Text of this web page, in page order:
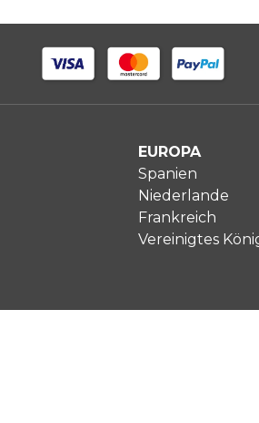
EUROPA
Spanien
Niederlande
Frankreich
Vereinigtes